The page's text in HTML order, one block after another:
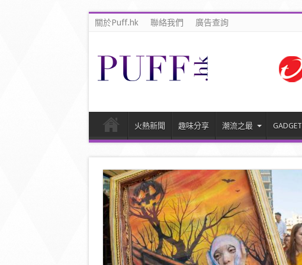
關於Puff.hk 聯絡我們 廣告查詢
火熱新聞 趣味分享 潮流之最 GADGET